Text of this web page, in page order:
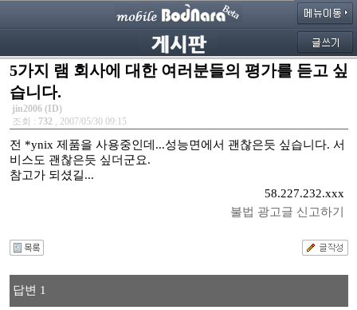
5가지 램 회사에 대한 여러분들의 평가를 듣고 싶
습니다.
jin2006 (ID)
조회 : 732 , 2007/05/30 09:15
전 *ynix 제품을 사용중인데...성능면에서 괜찮은듯 싶습니다. 서
비스도 괜찮은듯 싶더군요.
참고가 되셨길...
58.227.232.xxx
불법 광고글 신고하기
답변 1